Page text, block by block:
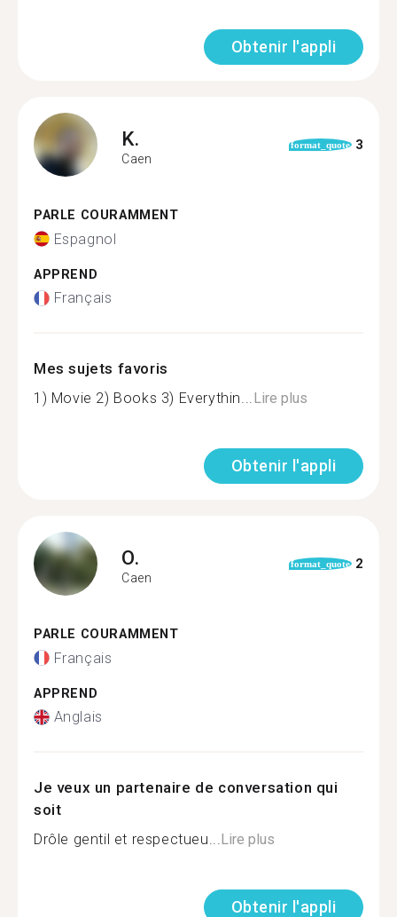
Obtenir l'appli
K.
Caen
format_quote 3
PARLE COURAMMENT
Espagnol
APPREND
Français
Mes sujets favoris
1) Movie 2) Books 3) Everythin...Lire plus
Obtenir l'appli
O.
Caen
format_quote 2
PARLE COURAMMENT
Français
APPREND
Anglais
Je veux un partenaire de conversation qui
soit
Drôle gentil et respectueu...Lire plus
Obtenir l'appli